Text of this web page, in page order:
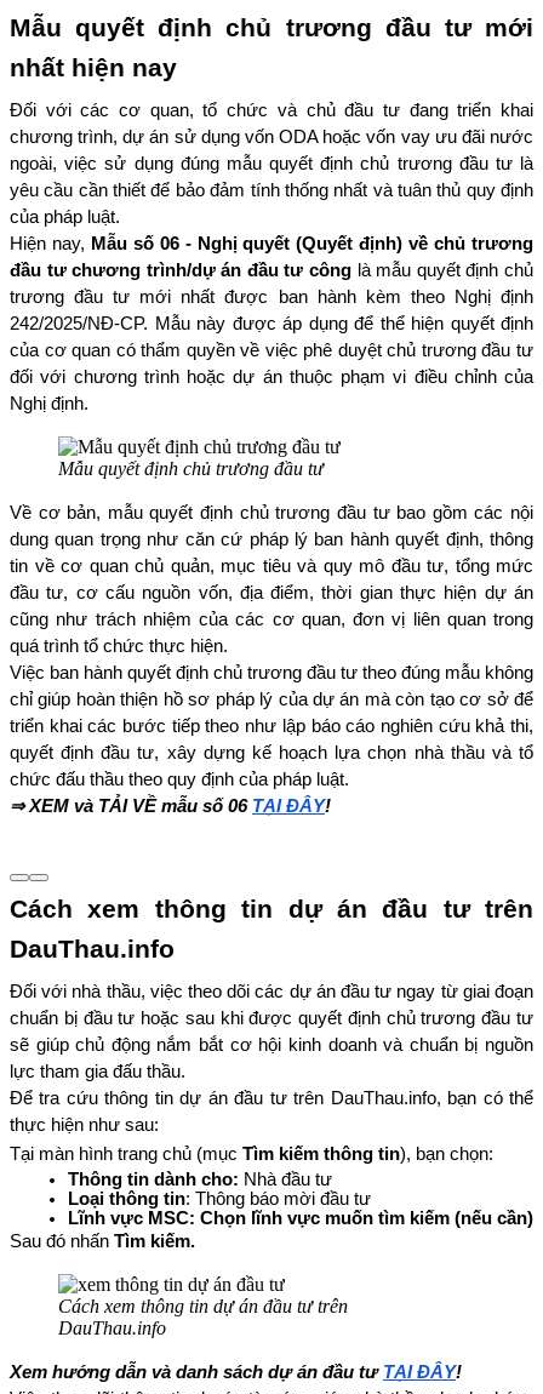
Mẫu quyết định chủ trương đầu tư mới
nhất hiện nay
Đối với các cơ quan, tổ chức và chủ đầu tư đang triển khai
chương trình, dự án sử dụng vốn ODA hoặc vốn vay ưu đãi nước
ngoài, việc sử dụng đúng mẫu quyết định chủ trương đầu tư là
yêu cầu cần thiết để bảo đảm tính thống nhất và tuân thủ quy định
của pháp luật.
Hiện nay, Mẫu số 06 - Nghị quyết (Quyết định) về chủ trương
đầu tư chương trình/dự án đầu tư công là mẫu quyết định chủ
trương đầu tư mới nhất được ban hành kèm theo Nghị định
242/2025/NĐ-CP. Mẫu này được áp dụng để thể hiện quyết định
của cơ quan có thẩm quyền về việc phê duyệt chủ trương đầu tư
đối với chương trình hoặc dự án thuộc phạm vi điều chỉnh của
Nghị định.
Mẫu quyết định chủ trương đầu tư
Về cơ bản, mẫu quyết định chủ trương đầu tư bao gồm các nội
dung quan trọng như căn cứ pháp lý ban hành quyết định, thông
tin về cơ quan chủ quản, mục tiêu và quy mô đầu tư, tổng mức
đầu tư, cơ cấu nguồn vốn, địa điểm, thời gian thực hiện dự án
cũng như trách nhiệm của các cơ quan, đơn vị liên quan trong
quá trình tổ chức thực hiện.
Việc ban hành quyết định chủ trương đầu tư theo đúng mẫu không
chỉ giúp hoàn thiện hồ sơ pháp lý của dự án mà còn tạo cơ sở để
triển khai các bước tiếp theo như lập báo cáo nghiên cứu khả thi,
quyết định đầu tư, xây dựng kế hoạch lựa chọn nhà thầu và tổ
chức đấu thầu theo quy định của pháp luật.
⇒ XEM và TẢI VỀ mẫu số 06 TẠI ĐÂY!
Cách xem thông tin dự án đầu tư trên
DauThau.info
Đối với nhà thầu, việc theo dõi các dự án đầu tư ngay từ giai đoạn
chuẩn bị đầu tư hoặc sau khi được quyết định chủ trương đầu tư
sẽ giúp chủ động nắm bắt cơ hội kinh doanh và chuẩn bị nguồn
lực tham gia đấu thầu.
Để tra cứu thông tin dự án đầu tư trên DauThau.info, bạn có thể
thực hiện như sau:
Tại màn hình trang chủ (mục Tìm kiếm thông tin), bạn chọn:
Thông tin dành cho: Nhà đầu tư
Loại thông tin: Thông báo mời đầu tư
Lĩnh vực MSC: Chọn lĩnh vực muốn tìm kiếm (nếu cần)
Sau đó nhấn Tìm kiếm.
Cách xem thông tin dự án đầu tư trên
DauThau.info
Xem hướng dẫn và danh sách dự án đầu tư TẠI ĐÂY!